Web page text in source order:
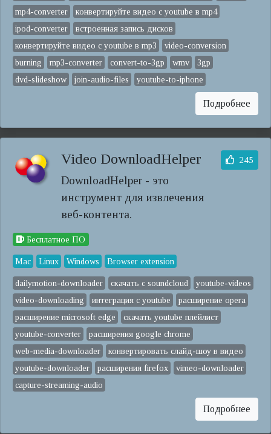
mp4-converter
конвертируйте видео с youtube в mp4
ipod-converter
встроенная запись дисков
конвертируйте видео с youtube в mp3
video-conversion
burning
mp3-converter convert-to-3gp wmv
3gp
dvd-slideshow
join-audio-files youtube-to-iphone
Подробнее
Video DownloadHelper
DownloadHelper - это
инструмент для извлечения
веб-контента.
245
Бесплатное ПО
Mac Linux Windows Browser extension
dailymotion-downloader скачать с soundcloud
youtube-videos
video-downloading
интеграция с youtube
расширение opera
расширение microsoft edge
скачать youtube плейлист
youtube-converter
расширения google chrome
web-media-downloader
конвертировать слайд-шоу в видео
youtube-downloader
расширения firefox
vimeo-downloader
capture-streaming-audio
Подробнее